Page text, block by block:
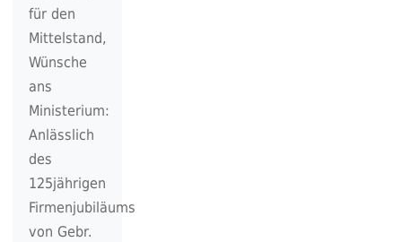
für den
Mittelstand,
Wünsche
ans
Ministerium:
Anlässlich
des
125jährigen
Firmenjubiläums
von Gebr.